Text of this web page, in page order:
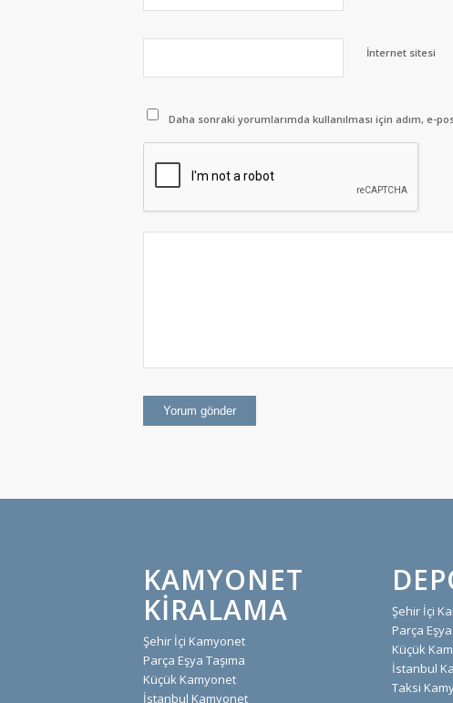
İnternet sitesi
Daha sonraki yorumlarımda kullanılması için adım, e-
KAMYONET
KIRALAMA
Şehir İçi Kamyonet
Parça Eşya Taşıma
Küçük Kamyonet
İstanbul Kamyonet
Şehir İçi
Parça
Küçük
İstanbul
Taksi